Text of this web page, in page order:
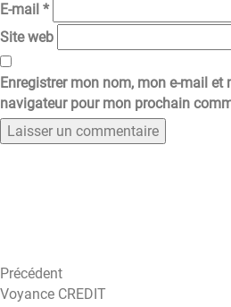
E-mail *
Site web
Enregistrer mon nom, mon e-mail et
navigateur pour mon prochain
Précédent
Voyance CREDIT